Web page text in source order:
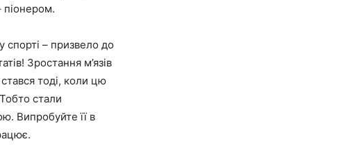
піонером.
спорті – призвело до
Зростання м’язів
тоді, коли цю
стали
Випробуйте її в